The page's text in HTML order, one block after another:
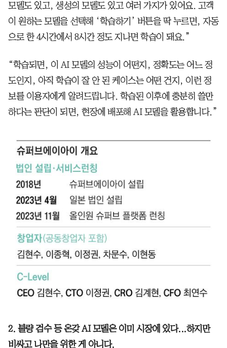
모델도 있고, 생성의 모델도 있고 여러 가지가 있어요. 고객
이 원하는 모델을 선택해 ‘학습하기’ 버튼을 딱 누르면, 자동
으로 한 4시간에서 8시간 정도 지나면 학습이 돼요.”
“학습되면, 이 AI 모델의 성능이 어떤지, 정확도는 어느 정
도인지, 아직 학습이 잘 안 된 케이스는 어떤 건지, 이런 정
보를 이용자에게 알려드립니다. 학습된 이후에 충분히 쓸만
하다는 판단이 되면, 현장에 배포해 AI 모델을 활용합니다.”
2. 불량 검수 등 온갖 AI 모델은 이미 시장에 있다...하지만
비싸고 나만을 위한 게 아니다.